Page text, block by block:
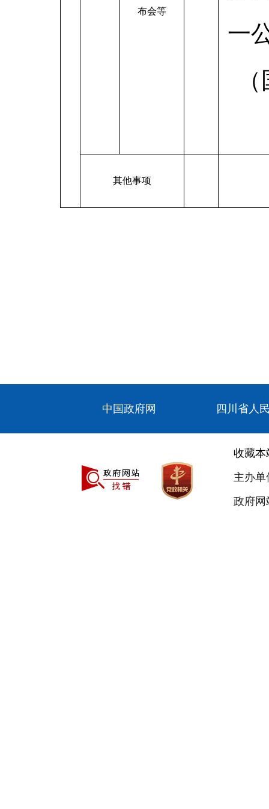
布会等
一
其他事项
中国政府网 四川省人
收藏本
主办
政府网